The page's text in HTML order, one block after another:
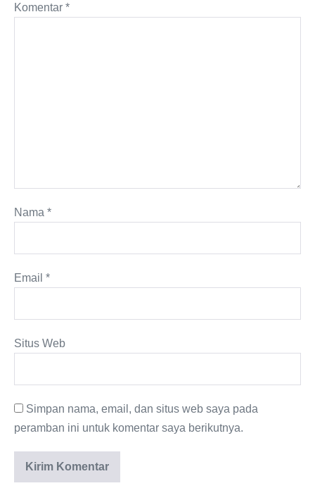
Komentar *
Nama *
Email *
Situs Web
Simpan nama, email, dan situs web saya pada
peramban ini untuk komentar saya berikutnya.